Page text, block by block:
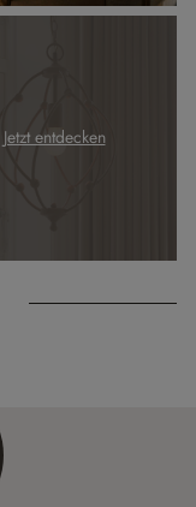
Jetzt entdecken